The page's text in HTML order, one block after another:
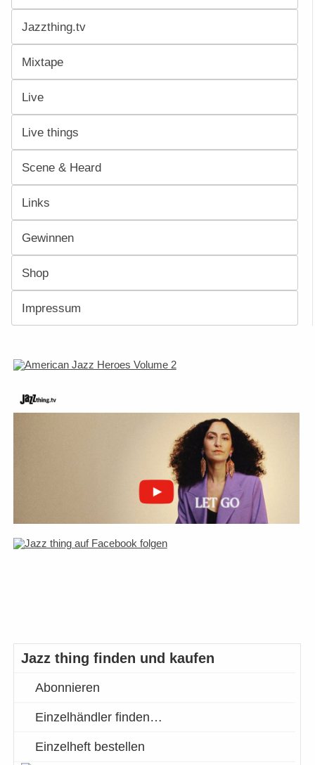
Jazzthing.tv
Mixtape
Live
Live things
Scene & Heard
Links
Gewinnen
Shop
Impressum
Jazz thing finden und kaufen
Abonnieren
Einzelhändler finden…
Einzelheft bestellen